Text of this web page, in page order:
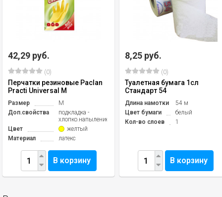
42,29 руб.
(0)
Перчатки резиновые Paclan
Practi Universal M
Размер
M
Доп.свойства
подкладка -
хлопко.напыление
Цвет
желтый
Материал
латекс
В корзину
8,25 руб.
(0)
Туалетная бумага 1сл
Стандарт 54
Длина намотки
54 м
Цвет бумаги
белый
Кол-во слоев
1
В корзину